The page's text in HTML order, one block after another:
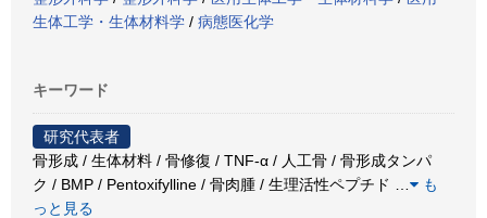
生体工学・生体材料学 / 病態医化学
キーワード
研究代表者
骨形成 / 生体材料 / 骨修復 / TNF-α / 人工骨 / 骨形成タンパ
ク / BMP / Pentoxifylline / 骨肉腫 / 生理活性ペプチド
も
っと見る